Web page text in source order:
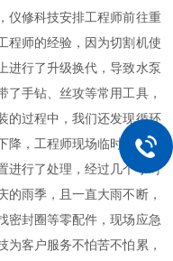
仪修科技安排工程师前往重
程师的经验，因为切割机使
进行了升级换代，导致水泵
了手钻、丝攻等常用工具，
的过程中，我们还发现循环
降，工程师现场临时想办法
进行了处理，经过几个小时
的雨季，且一直大雨不断，
密封圈等零配件，现场应急
为客户服务不怕苦不怕累，